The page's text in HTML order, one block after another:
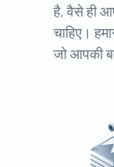
है, वैसे ही
चाहिए।
जो आपकी